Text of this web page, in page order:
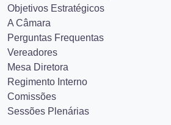
Objetivos Estratégicos
A Câmara
Perguntas Frequentas
Vereadores
Mesa Diretora
Regimento Interno
Comissões
Sessões Plenárias